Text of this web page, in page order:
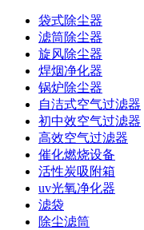
袋式除尘器
滤筒除尘器
旋风除尘器
焊烟净化器
锅炉除尘器
自洁式空气过滤器
初中效空气过滤器
高效空气过滤器
催化燃烧设备
活性炭吸附箱
uv光氧净化器
滤袋
除尘滤筒